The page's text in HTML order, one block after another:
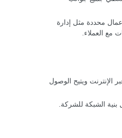
محددة مثل إدارة
مع العملاء.
الإنترنت ويتيح الوصول
بنية الشبكة للشركة.